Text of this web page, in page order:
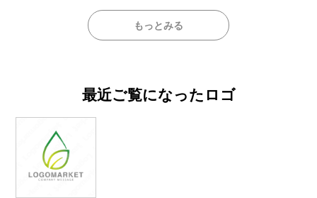
もっとみる
最近ご覧になったロゴ